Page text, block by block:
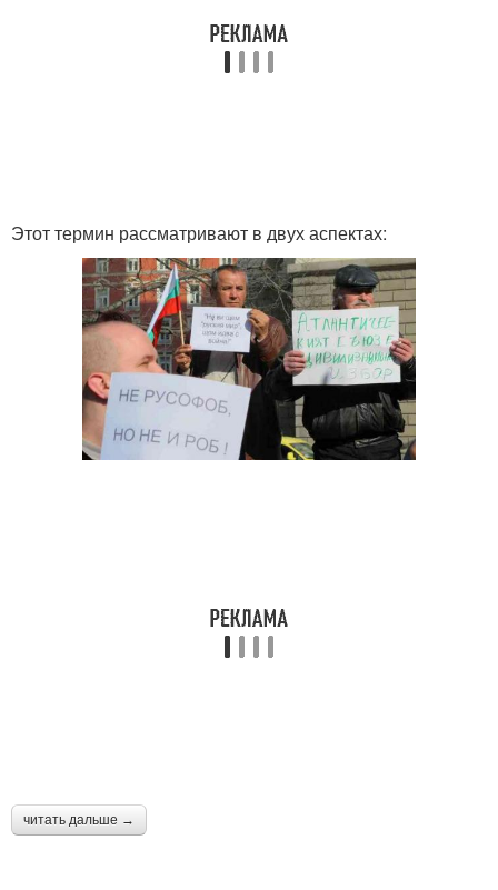
Этот термин рассматривают в двух аспектах:
читать дальше →